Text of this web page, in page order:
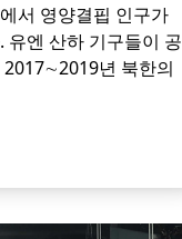
서 영양결핍 인구가
유엔 산하 기구들이 공
년 북한의